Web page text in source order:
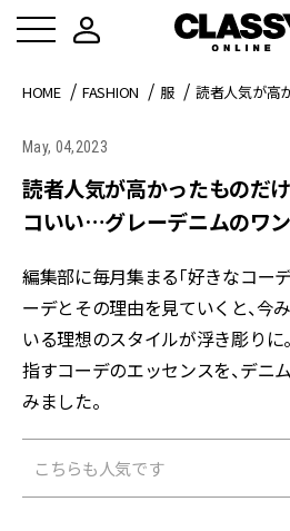
HOME FASHION 服 読者人気が高
May, 04,2023
読者人気が高かったものだけ
コいい…グレーデニムのワン
編集部に毎月集まる「好きなコー
ーデとその理由を見ていくと、今
いる理想のスタイルが浮き彫りに
指すコーデのエッセンスを、デニ
みました。
こちらも人気です